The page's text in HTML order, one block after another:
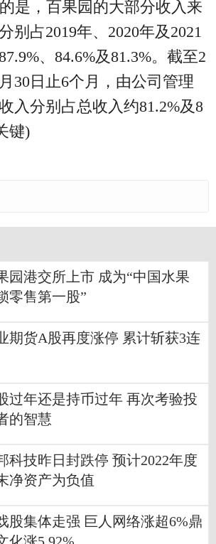
是，百果园的大部分收入来
别占2019年、2020年及2021
、84.6%及81.3%。截至2
30日止6个月，由公司管理
入分别占总收入约81.2%及8
键)
园港交所上市 成为“中国水果
零售第一股”
期货A股再度涨停 累计斩获3连
过年还是持币过年 再次考验投
的智慧
科技昨日封跌停 预计2022年度
净资产为负值
股集体走强 巨人网络涨超6%鼎